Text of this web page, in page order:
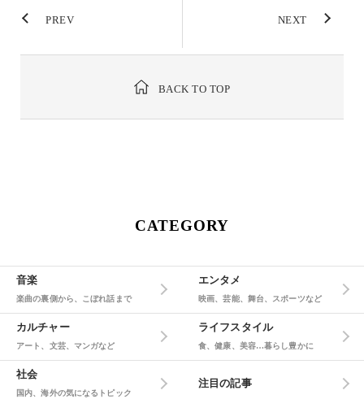
PREV NEXT
BACK TO TOP
CATEGORY
音楽
楽曲の裏側から、こぼれ話まで
エンタメ
映画、芸能、舞台、スポーツなど
カルチャー
アート、文芸、マンガなど
ライフスタイル
食、健康、美容…暮らし豊かに
社会
国内、海外の気になるトピック
注目の記事